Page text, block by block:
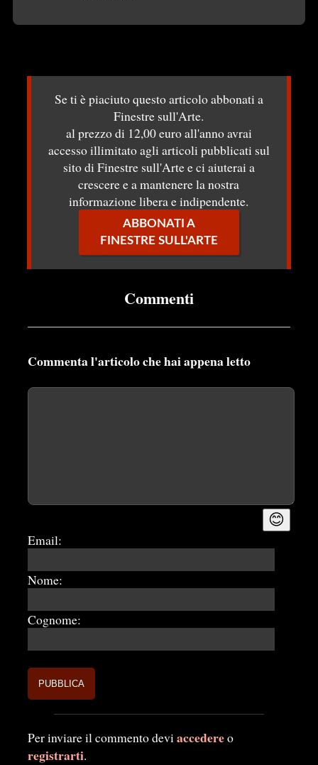
Se ti è piaciuto questo articolo abbonati a
Finestre sull'Arte.
al prezzo di 12,00 euro all'anno avrai
accesso illimitato agli articoli pubblicati sul
sito di Finestre sull'Arte e ci aiuterai a
crescere e a mantenere la nostra
informazione libera e indipendente.
ABBONATI A
FINESTRE SULL'ARTE
Commenti
Commenta l'articolo che hai appena letto
😊
Email:
Nome:
Cognome:
Per inviare il commento devi accedereo
registrarti.